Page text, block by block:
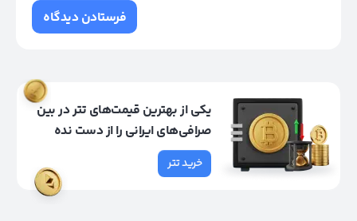
یکی از بهترین قیمت‌های تتر در بین
صرافی‌های ایرانی را از دست نده
خرید تتر